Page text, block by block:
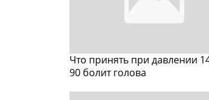
Что принять при давлении
90 болит голова